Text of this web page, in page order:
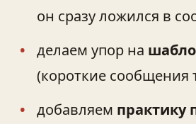
он сразу ложился в
делаем упор на
(короткие сообщения
добавляем практику